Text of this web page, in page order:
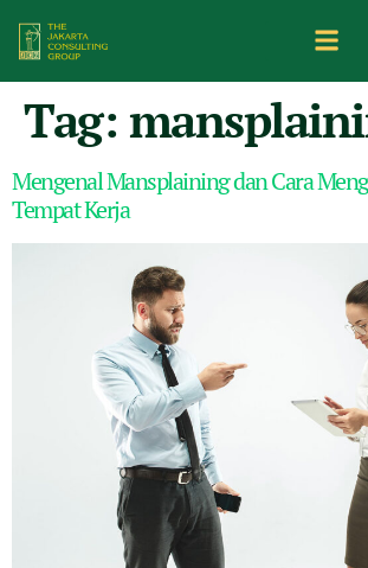
Tag:
Mengenal Mansplaining dan Cara
Tempat Kerja